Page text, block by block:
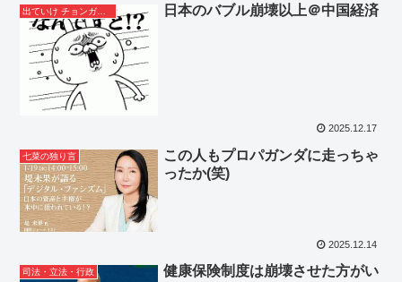
日本のバブル崩壊以上＠中国経済
2025.12.17
七菜の独り言
この人もプロパガンダに走っちゃ
ったか(笑)
2025.12.14
司法・立法・行政
健康保険制度は崩壊させた方がい